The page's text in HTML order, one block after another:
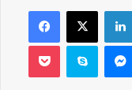
Facebook
X
Pocket Skype